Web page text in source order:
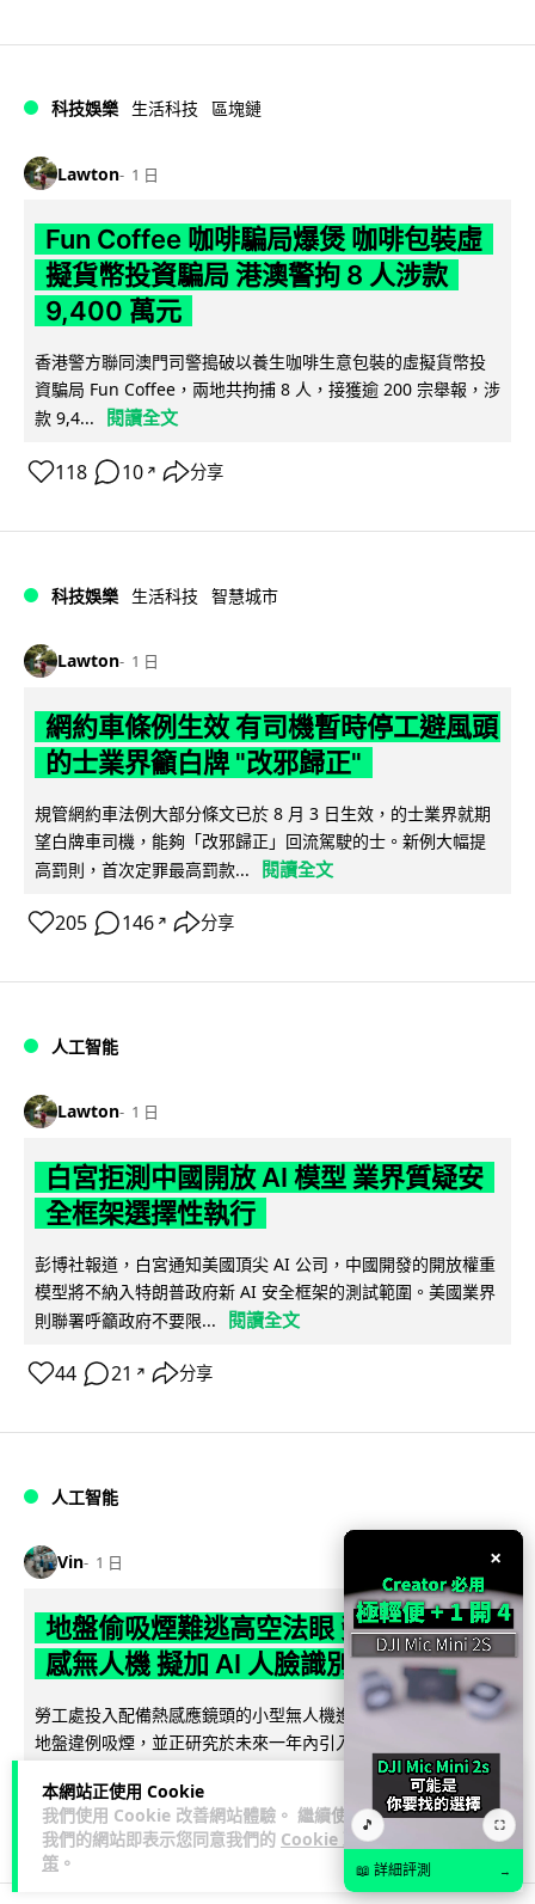
本網站正使用 Cookie
我們使用 Cookie 改善網站體驗。 繼續使用
我們的網站即表示您同意我們的 Cookie 政
策 。
科技娛樂 生活科技 區塊鏈
Lawton 1 日
Fun Coffee 咖啡騙局爆煲 咖啡包裝虛
擬貨幣投資騙局 港澳警拘 8 人涉款
9,400 萬元
香港警方聯同澳門司警搗破以養生咖啡生意包裝的虛擬貨幣投
資騙局 Fun Coffee，兩地共拘捕 8 人，接獲逾 200 宗舉報，涉
款 9,4...
閱讀全文
118 10 ↗ 分享
科技娛樂 生活科技 智慧城市
Lawton 1 日
網約車條例生效 有司機暫時停工避風頭
的士業界籲白牌 "改邪歸正"
規管網約車法例大部分條文已於 8 月 3 日生效，的士業界就期
望白牌車司機，能夠「改邪歸正」回流駕駛的士。新例大幅提
高罰則，首次定罪最高罰款...
閱讀全文
205 146 ↗ 分享
人工智能
Lawton 1 日
白宮拒測中國開放 AI 模型 業界質疑安
全框架選擇性執行
彭博社報道，白宮通知美國頂尖 AI 公司，中國開發的開放權重
模型將不納入特朗普政府新 AI 安全框架的測試範圍。美國業界
則聯署呼籲政府不要限...
閱讀全文
44 21 ↗ 分享
人工智能
Vin 1 日
地盤偷吸煙難逃高空法眼 勞工處出動熱
感無人機 擬加 AI 人臉識別精準執法
勞工處投入配備熱感應鏡頭的小型無人機進行高空巡邏以打擊
地盤違例吸煙，並正研究於未來一年內引入 AI 人臉識別與行為
246 57 ↗ 分享
×
🎵 ⛶
📖 詳細評測 →